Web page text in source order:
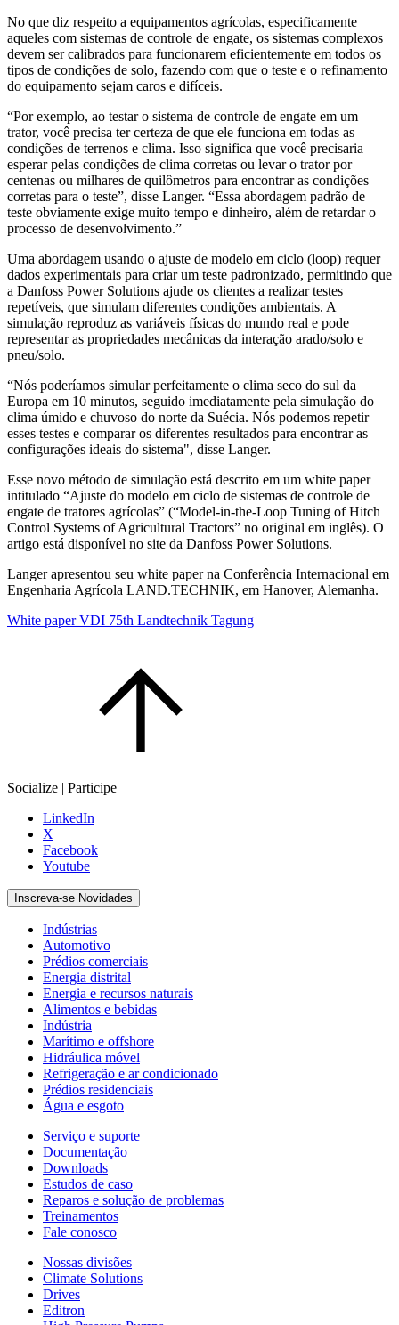
No que diz respeito a equipamentos agrícolas, especificamente
aqueles com sistemas de controle de engate, os sistemas complexos
devem ser calibrados para funcionarem eficientemente em todos os
tipos de condições de solo, fazendo com que o teste e o refinamento
do equipamento sejam caros e difíceis.
“Por exemplo, ao testar o sistema de controle de engate em um
trator, você precisa ter certeza de que ele funciona em todas as
condições de terrenos e clima. Isso significa que você precisaria
esperar pelas condições de clima corretas ou levar o trator por
centenas ou milhares de quilômetros para encontrar as condições
corretas para o teste”, disse Langer. “Essa abordagem padrão de
teste obviamente exige muito tempo e dinheiro, além de retardar o
processo de desenvolvimento.”
Uma abordagem usando o ajuste de modelo em ciclo (loop) requer
dados experimentais para criar um teste padronizado, permitindo que
a Danfoss Power Solutions ajude os clientes a realizar testes
repetíveis, que simulam diferentes condições ambientais. A
simulação reproduz as variáveis físicas do mundo real e pode
representar as propriedades mecânicas da interação arado/solo e
pneu/solo.
“Nós poderíamos simular perfeitamente o clima seco do sul da
Europa em 10 minutos, seguido imediatamente pela simulação do
clima úmido e chuvoso do norte da Suécia. Nós podemos repetir
esses testes e comparar os diferentes resultados para encontrar as
configurações ideais do sistema", disse Langer.
Esse novo método de simulação está descrito em um white paper
intitulado “Ajuste do modelo em ciclo de sistemas de controle de
engate de tratores agrícolas” (“Model-in-the-Loop Tuning of Hitch
Control Systems of Agricultural Tractors” no original em inglês). O
artigo está disponível no site da Danfoss Power Solutions.
Langer apresentou seu white paper na Conferência Internacional em
Engenharia Agrícola LAND.TECHNIK, em Hanover, Alemanha.
White paper VDI 75th Landtechnik Tagung
Socialize | Participe
LinkedIn
X
Facebook
Youtube
Inscreva-se Novidades
Indústrias
Automotivo
Prédios comerciais
Energia distrital
Energia e recursos naturais
Alimentos e bebidas
Indústria
Marítimo e offshore
Hidráulica móvel
Refrigeração e ar condicionado
Prédios residenciais
Água e esgoto
Serviço e suporte
Documentação
Downloads
Estudos de caso
Reparos e solução de problemas
Treinamentos
Fale conosco
Nossas divisões
Climate Solutions
Drives
Editron